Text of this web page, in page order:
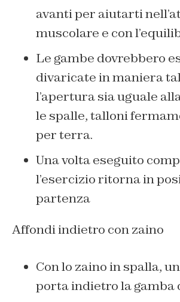
avanti per aiutarti
muscolare e con
Le gambe dovrebbero
divaricate in maniera
l’apertura sia uguale
le spalle, talloni
per terra.
Una volta eseguito
l’esercizio ritorna in
partenza
Affondi indietro con zaino
Con lo zaino in spalla,
porta indietro la gamba